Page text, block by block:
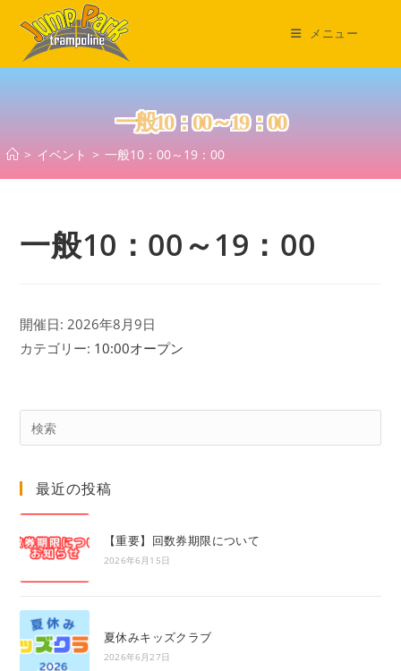
ス
メニュー
一般10：00～19：00
> イベント > 一般10：00～19：00
一般10：00～19：00
開催日: 2026年8月9日
カテゴリー: 10:00オープン
最近の投稿
【重要】回数券期限について
2026年6月15日
夏休みキッズクラブ
2026年6月27日